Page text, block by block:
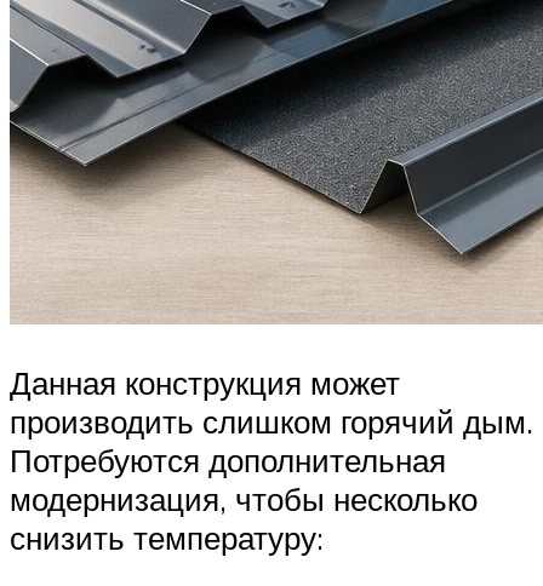
Данная конструкция может
производить слишком горячий дым.
Потребуются дополнительная
модернизация, чтобы несколько
снизить температуру: